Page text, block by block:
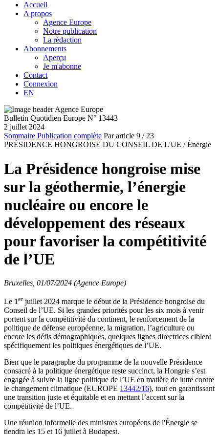
Accueil
A propos
Agence Europe
Notre publication
La rédaction
Abonnements
Aperçu
Je m'abonne
Contact
Connexion
EN
Bulletin Quotidien Europe N° 13443
2 juillet 2024
Sommaire Publication complète Par article 9 / 23
PRÉSIDENCE HONGROISE DU CONSEIL DE L'UE / Énergie
La Présidence hongroise mise
sur la géothermie, l’énergie
nucléaire ou encore le
développement des réseaux
pour favoriser la compétitivité
de l’UE
Bruxelles, 01/07/2024 (Agence Europe)
Le 1 erjuillet 2024 marque le début de la Présidence hongroise du
Conseil de l’UE. Si les grandes priorités pour les six mois à venir
portent sur la compétitivité du continent, le renforcement de la
politique de défense européenne, la migration, l’agriculture ou
encore les défis démographiques, quelques lignes directrices ciblent
spécifiquement les politiques énergétiques de l’UE.
Bien que le paragraphe du programme de la nouvelle Présidence
consacré à la politique énergétique reste succinct, la Hongrie s’est
engagée à suivre la ligne politique de l’UE en matière de lutte contre
le changement climatique (EUROPE 13442/16), tout en garantissant
une transition juste et équitable et en mettant l’accent sur la
compétitivité de l’UE.
Une réunion informelle des ministres européens de l'Énergie se
tiendra les 15 et 16 juillet à Budapest.